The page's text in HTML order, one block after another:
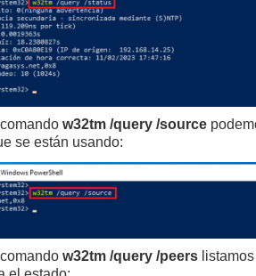
w32tm /query /source
se están usando:
w32tm /query /peers